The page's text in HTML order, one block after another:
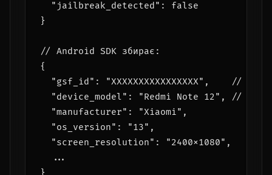
  "jailbreak_detected": false
}
// Android SDK збирає:
{
"gsf_id": "XXXXXXXXXXXXXXXX",    //
"device_model": "Redmi Note 12", //
  "manufacturer": "Xiaomi",
  "os_version": "13",
  "screen_resolution": "2400x1080",
  ...